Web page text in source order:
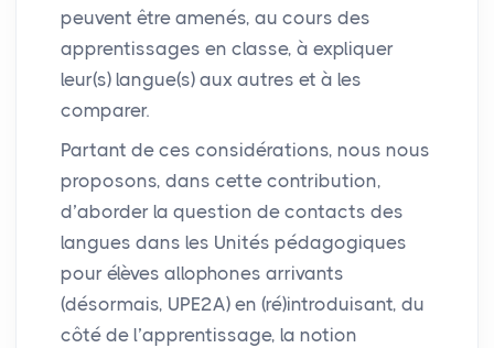
peuvent être amenés, au cours des
apprentissages en classe, à expliquer
leur(s) langue(s) aux autres et à les
comparer.
Partant de ces considérations, nous nous
proposons, dans cette contribution,
d’aborder la question de contacts des
langues dans les Unités pédagogiques
pour élèves allophones arrivants
(désormais, UPE2A) en (ré)introduisant, du
côté de l’apprentissage, la notion